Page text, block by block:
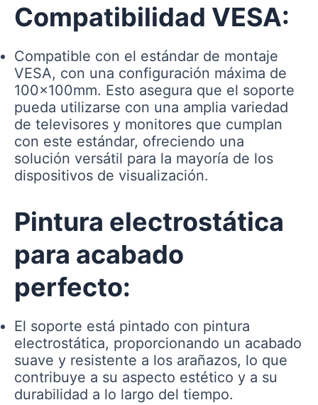
Compatibilidad VESA:
Compatible con el estándar de montaje
VESA, con una configuración máxima de
100x100mm. Esto asegura que el soporte
pueda utilizarse con una amplia variedad
de televisores y monitores que cumplan
con este estándar, ofreciendo una
solución versátil para la mayoría de los
dispositivos de visualización.
Pintura electrostática
para acabado
perfecto:
El soporte está pintado con pintura
electrostática, proporcionando un acabado
suave y resistente a los arañazos, lo que
contribuye a su aspecto estético y a su
durabilidad a lo largo del tiempo.